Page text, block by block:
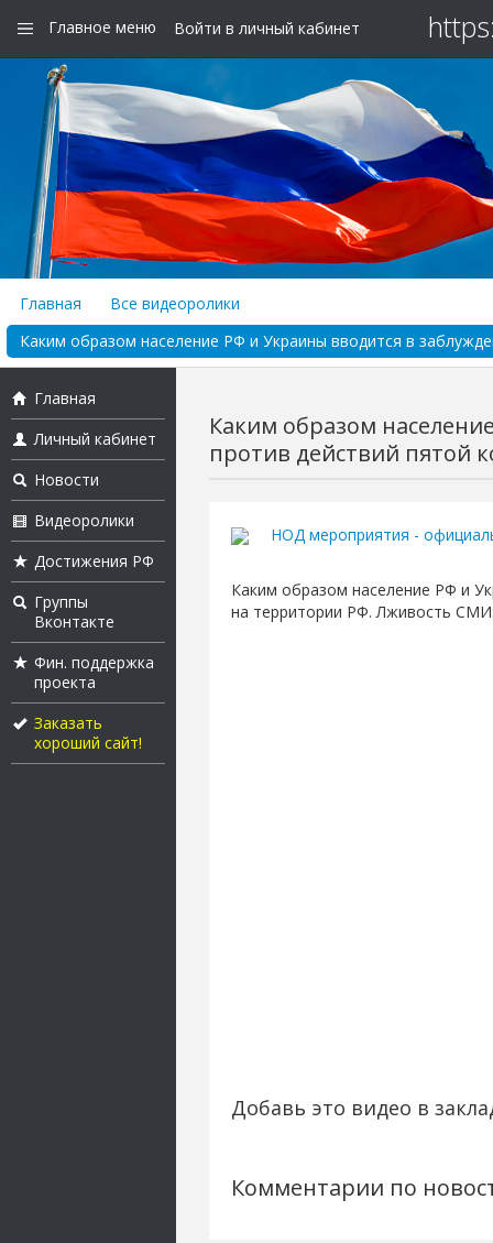
Главное меню Войти в личный кабинет
Главная
Все видеоролики
Каким образом население РФ и Украины вводится в
Главная
Личный кабинет
Новости
Видеоролики
Достижения РФ
Группы
Вконтакте
Фин. поддержка
проекта
Заказать
хороший сайт!
Каким образом
против действий пятой
НОД мероприятия -
Каким образом население РФ и
на территории РФ. Лживость
Добавь это видео в
Комментарии по